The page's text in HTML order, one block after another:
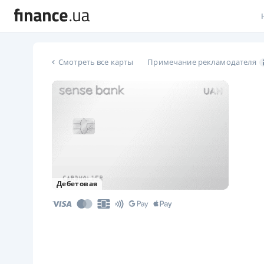
Смотреть все карты Примечание рекламодателя
Дебетовая